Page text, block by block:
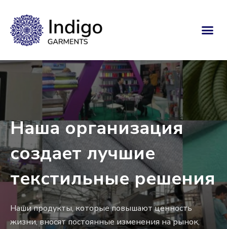
Наша организация
создает лучшие
текстильные решения
Наши продукты, которые повышают ценность
жизни, вносят постоянные изменения на рынок,